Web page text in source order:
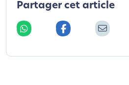
Partager cet article